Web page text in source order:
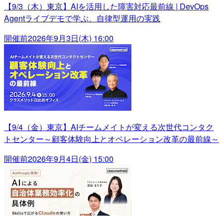
【9/3（木）東京】AIを活用した障害対応最前線 | DevOps
Agentライブデモで学ぶ、自律型運用の実践
開催前2026年9月3日(木) 16:00
【9/4（金）東京】AIチームメイトが変える次世代コンタク
トセンター～顧客体験向上とオペレーション改革の最前線～
開催前2026年9月4日(金) 15:00